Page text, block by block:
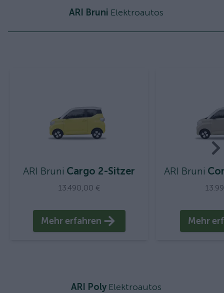
ARI Bruni Elektroautos
ARI Bruni Cargo 2-Sitzer
13.490,00 €
Mehr erfahren
ARI Bruni
Mehr
ARI Poly Elektroautos